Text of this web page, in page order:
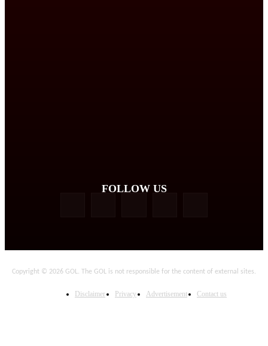
FOLLOW US
Copyright © 2026 GOL. The GOL is not responsible for the content of external sites.
Disclaimer Privacy Advertisement Contact us